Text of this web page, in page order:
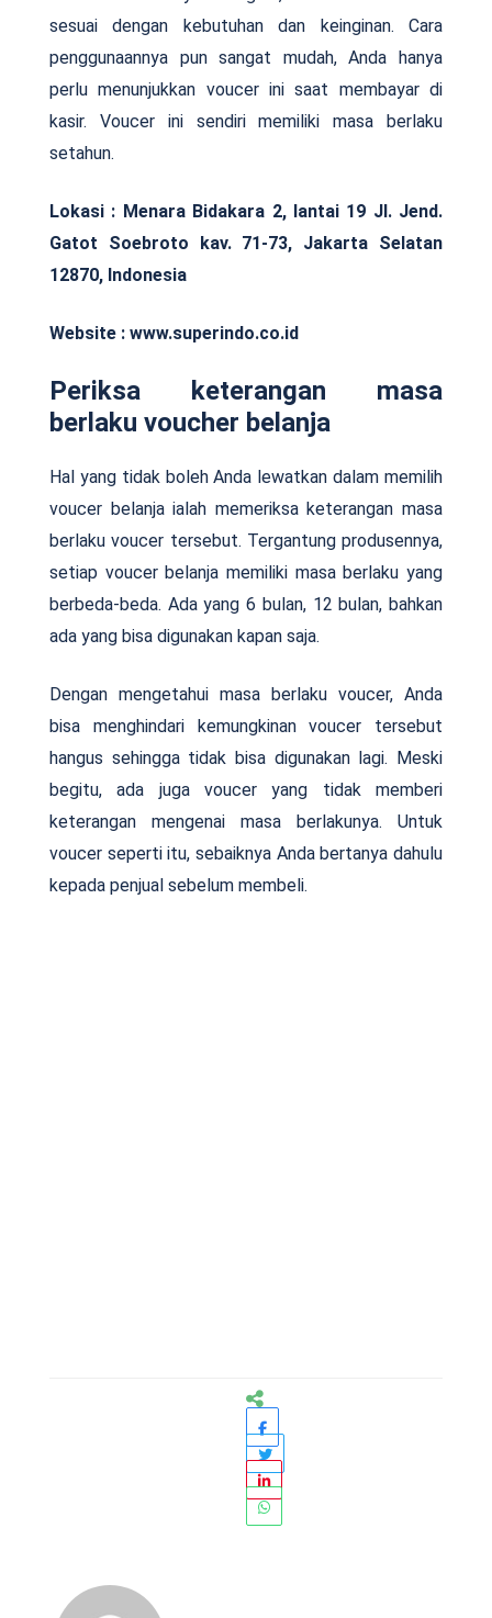
sesuai dengan kebutuhan dan keinginan. Cara
penggunaannya pun sangat mudah, Anda hanya
perlu menunjukkan voucer ini saat membayar di
kasir. Voucer ini sendiri memiliki masa berlaku
setahun.
Lokasi : Menara Bidakara 2, lantai 19 Jl. Jend.
Gatot Soebroto kav. 71-73, Jakarta Selatan
12870, Indonesia
Website : www.superindo.co.id
Periksa keterangan masa
berlaku voucher belanja
Hal yang tidak boleh Anda lewatkan dalam memilih
voucer belanja ialah memeriksa keterangan masa
berlaku voucer tersebut. Tergantung produsennya,
setiap voucer belanja memiliki masa berlaku yang
berbeda-beda. Ada yang 6 bulan, 12 bulan, bahkan
ada yang bisa digunakan kapan saja.
Dengan mengetahui masa berlaku voucer, Anda
bisa menghindari kemungkinan voucer tersebut
hangus sehingga tidak bisa digunakan lagi. Meski
begitu, ada juga voucer yang tidak memberi
keterangan mengenai masa berlakunya. Untuk
voucer seperti itu, sebaiknya Anda bertanya dahulu
kepada penjual sebelum membeli.